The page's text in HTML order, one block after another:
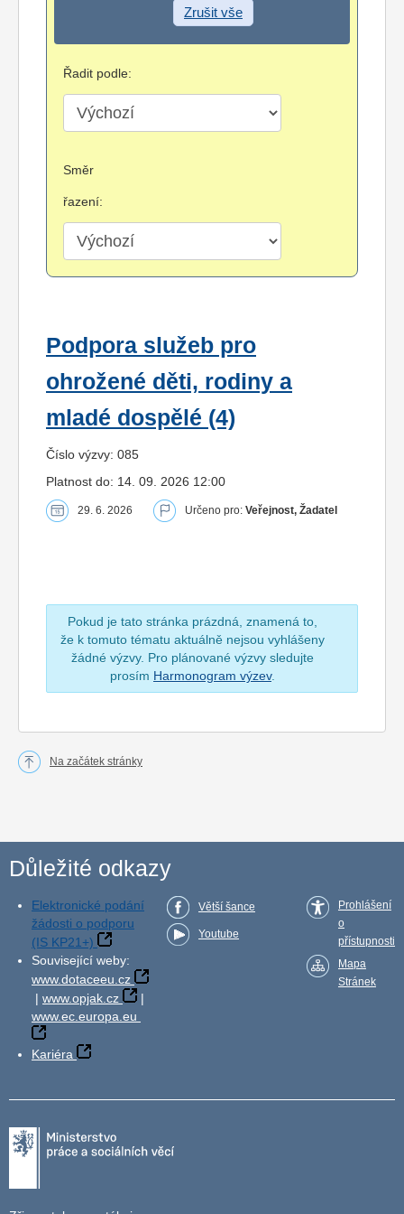
Zrušit vše
Řadit podle:
Směr
řazení:
Podpora služeb pro
ohrožené děti, rodiny a
mladé dospělé (4)
Číslo výzvy: 085
Platnost do: 14. 09. 2026 12:00
29. 6. 2026 Určeno pro: Veřejnost, Žadatel
Pokud je tato stránka prázdná, znamená to,
že k tomuto tématu aktuálně nejsou vyhlášeny
žádné výzvy. Pro plánované výzvy sledujte
prosím Harmonogram výzev.
Na začátek stránky
Důležité odkazy
Elektronické podání
žádosti o podporu
(IS KP21+)
Související weby:
www.dotaceeu.cz
| www.opjak.cz
|
www.ec.europa.eu
Kariéra
Větší šance
Youtube
Prohlášení
o
přístupnosti
Mapa
Stránek